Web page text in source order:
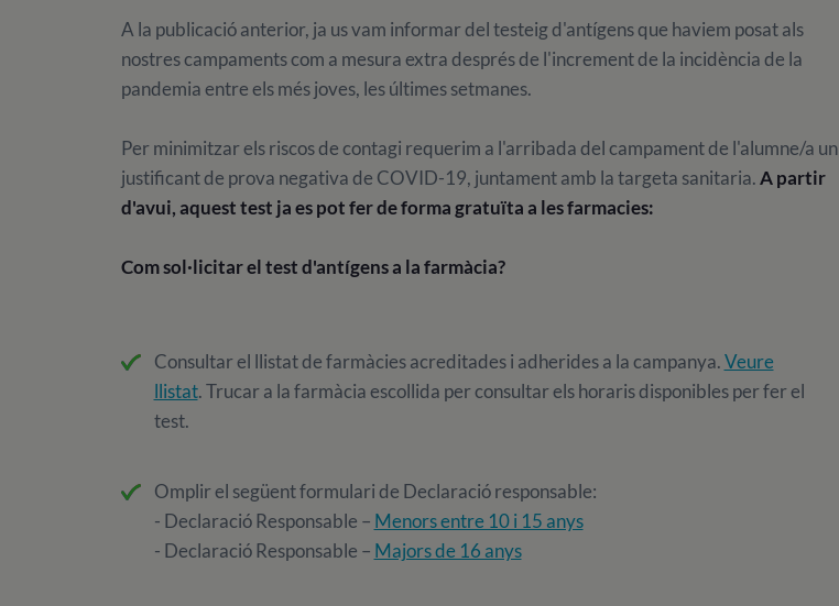
A la publicació anterior, ja us vam informar del testeig d'antígens que haviem posat als
nostres campaments com a mesura extra després de l'increment de la incidència de la
pandemia entre els més joves, les últimes setmanes.
Per minimitzar els riscos de contagi requerim a l'arribada del campament de l'alumne/a un
justificant de prova negativa de COVID-19, juntament amb la targeta sanitaria.A partir
d'avui, aquest test ja es pot fer de forma gratuïta a les farmacies:
Com sol·licitar el test d'antígens a la farmàcia?
Consultar el llistat de farmàcies acreditades i adherides a la campanya.Veure
llistat. Trucar a la farmàcia escollida per consultar els horaris disponibles per fer el
test.
Omplir el següent formulari de Declaració responsable:
- Declaració Responsable – Menors entre 10 i 15 anys
- Declaració Responsable – Majors de 16 anys